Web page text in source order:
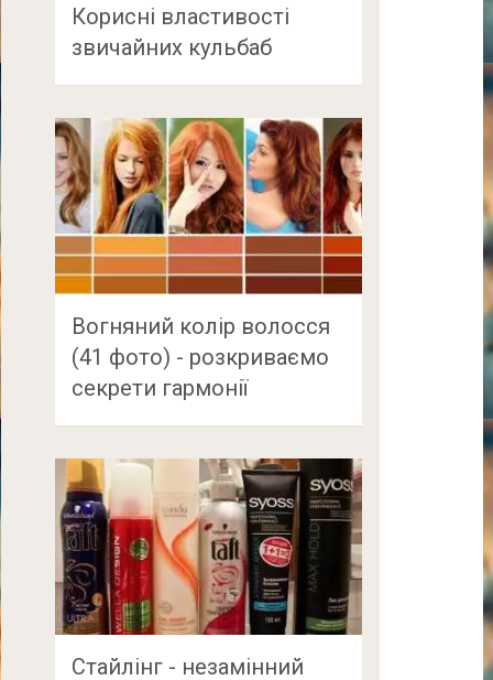
Корисні властивості
звичайних кульбаб
Вогняний колір волосся
(41 фото) - розкриваємо
секрети гармонії
Стайлінг - незамінний